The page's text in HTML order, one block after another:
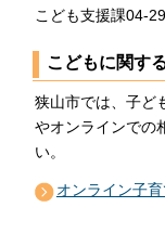
こども支援課04-
こどもに関す
狭山市では、子ど
やオンラインでの
い。
オンライン子